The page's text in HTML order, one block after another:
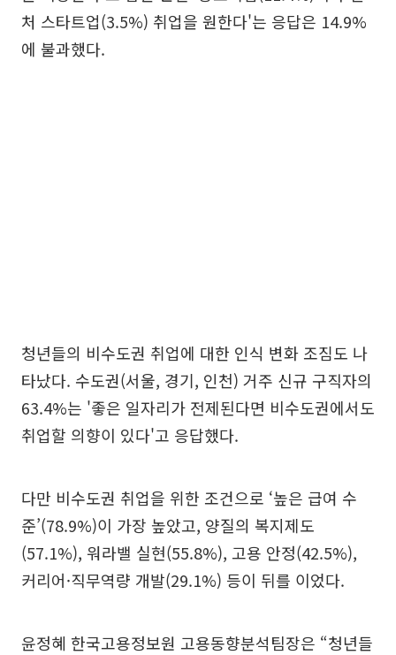
처 스타트업(3.5%) 취업을 원한다'는 응답은 14.9%
에 불과했다.
청년들의 비수도권 취업에 대한 인식 변화 조짐도 나
타났다. 수도권(서울, 경기, 인천) 거주 신규 구직자의
63.4%는 '좋은 일자리가 전제된다면 비수도권에서도
취업할 의향이 있다'고 응답했다.
다만 비수도권 취업을 위한 조건으로 ‘높은 급여 수
준’(78.9%)이 가장 높았고, 양질의 복지제도
(57.1%), 워라밸 실현(55.8%), 고용 안정(42.5%),
커리어·직무역량 개발(29.1%) 등이 뒤를 이었다.
윤정혜 한국고용정보원 고용동향분석팀장은 “청년들